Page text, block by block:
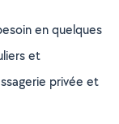
en quelques
et
privée et